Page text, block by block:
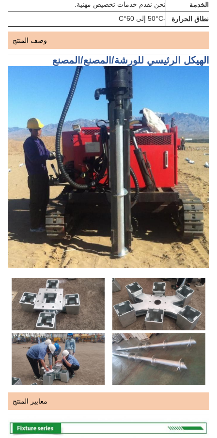
الخدمة
نحن نقدم خدمات تخصيص مهنية.
نطاق الحرارة
-50°C إلى 60°C
وصف المنتج
الهيكل الرئيسي للورشة/المصنع/المصنع
معايير المنتج